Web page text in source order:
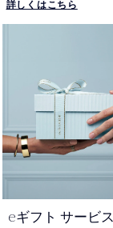
詳しくはこちら
eギフト サービス